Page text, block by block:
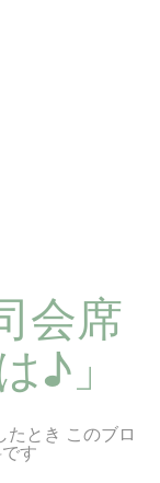
会席
♪」
とき このブロ
す